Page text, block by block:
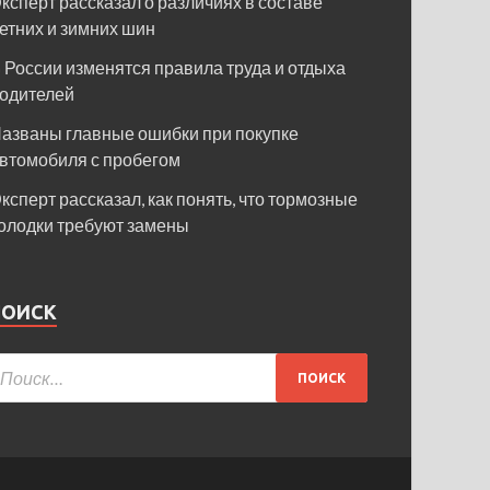
и зимних шин
России изменятся правила труда и отдыха
главные ошибки при покупке
с пробегом
рассказал, как понять, что тормозные
требуют замены